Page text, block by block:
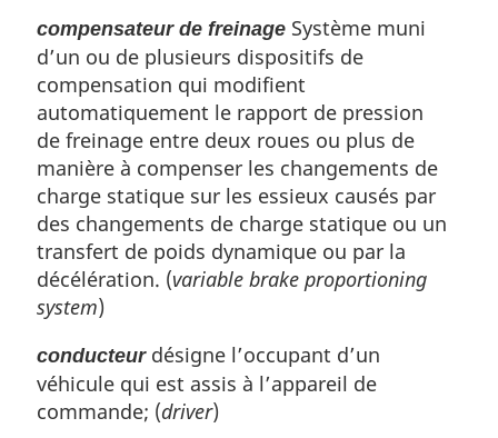
compensateur de freinage Système muni
d’un ou de plusieurs dispositifs de
compensation qui modifient
automatiquement le rapport de pression
de freinage entre deux roues ou plus de
manière à compenser les changements de
charge statique sur les essieux causés par
des changements de charge statique ou un
transfert de poids dynamique ou par la
décélération. (variable brake proportioning
system)
conducteurdésigne l’occupant d’un
véhicule qui est assis à l’appareil de
commande; (driver)